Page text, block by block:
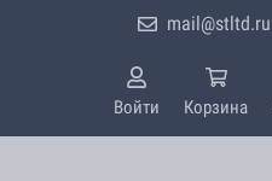
mail@stltd.ru
Войти Корзина